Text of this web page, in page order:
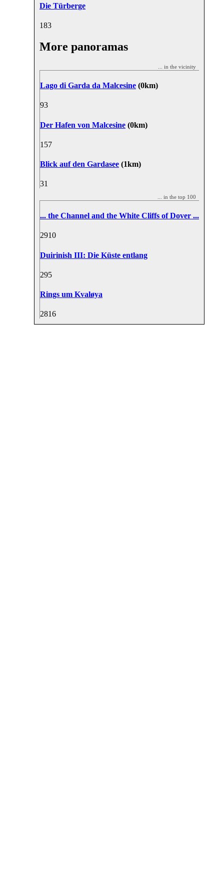
Die Türberge
183
More panoramas
... in the vicinity
Lago di Garda da Malcesine (0km)
93
Der Hafen von Malcesine (0km)
157
Blick auf den Gardasee (1km)
31
... in the top 100
... the Channel and the White Cliffs of Dover ...
2910
Duirinish III: Die Küste entlang
295
Rings um Kvaløya
2816